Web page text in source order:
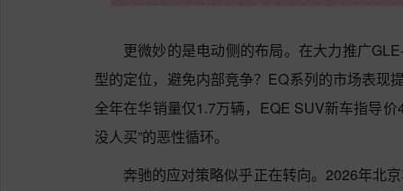
更微妙的是电动侧的布局。在大力推广
型的定位，避免内部竞争？EQ系列的市场表
全年在华销量仅1.7万辆，EQE SUV新车指导
没人买”的恶性循环。
奔驰的应对策略似乎正在转向。2026年北